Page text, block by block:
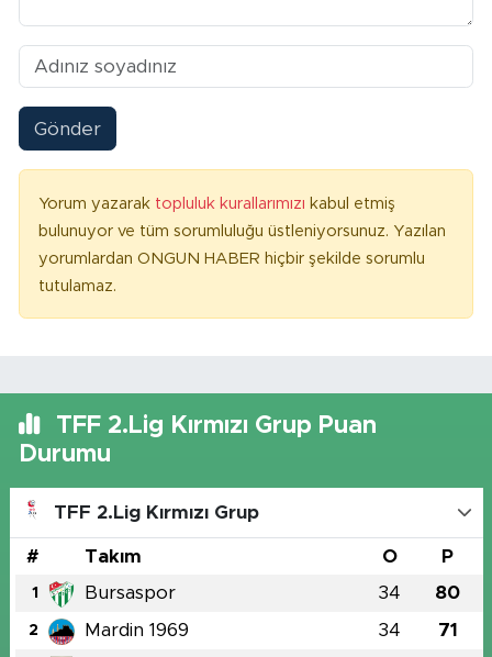
Gönder
Yorum yazarak topluluk kurallarımızı kabul etmiş
bulunuyor ve tüm sorumluluğu üstleniyorsunuz. Yazılan
yorumlardan ONGUN HABER hiçbir şekilde sorumlu
tutulamaz.
TFF 2.Lig Kırmızı Grup Puan
Durumu
TFF 2.Lig Kırmızı Grup
# Takım O P
1 Bursaspor 34 80
2 Mardin 1969 34 71